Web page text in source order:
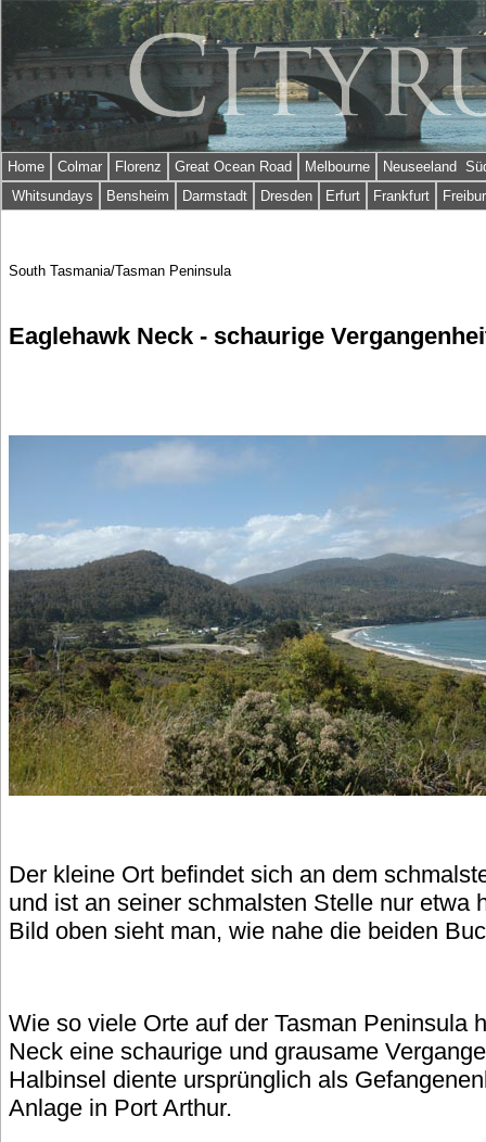
Home Colmar Florenz Great Ocean Road Melbourne
Neuseeland
Whitsundays
Bensheim Darmstadt Dresden Erfurt Frankfurt
South Tasmania/Tasman Peninsula
Eaglehawk Neck - schaurige
Der kleine Ort befindet sich an dem
und ist an seiner schmalsten Stelle nur etwa
Bild oben sieht man, wie nahe die beiden
Wie so viele Orte auf der Tasman Peninsula
Neck eine schaurige und grausame
Halbinsel diente ursprünglich als
Anlage in Port Arthur.